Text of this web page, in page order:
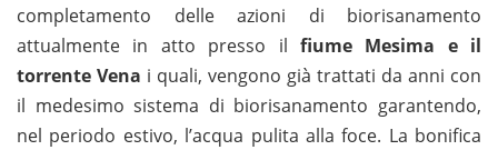
completamento delle azioni di biorisanamento
attualmente in atto presso il fiume Mesima e il
torrente Vena i quali, vengono già trattati da anni con
il medesimo sistema di biorisanamento garantendo,
nel periodo estivo, l’acqua pulita alla foce. La bonifica